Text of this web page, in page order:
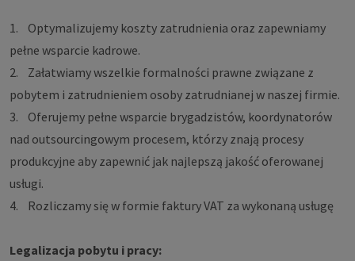
1. Optymalizujemy koszty zatrudnienia oraz zapewniamy
pełne wsparcie kadrowe.
2. Załatwiamy wszelkie formalności prawne związane z
pobytem i zatrudnieniem osoby zatrudnianej w naszej firmie.
3. Oferujemy pełne wsparcie brygadzistów, koordynatorów
nad outsourcingowym procesem, którzy znają procesy
produkcyjne aby zapewnić jak najlepszą jakość oferowanej
usługi.
4. Rozliczamy się w formie faktury VAT za wykonaną usługę
Legalizacja pobytu i pracy: